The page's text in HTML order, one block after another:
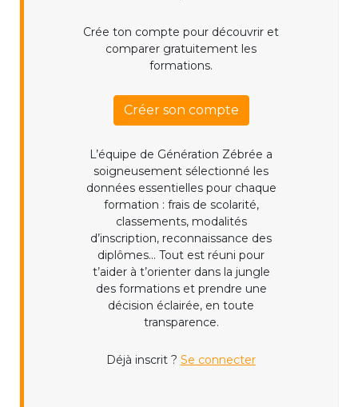
Crée ton compte pour découvrir et
comparer gratuitement les
formations.
Créer son compte
L’équipe de Génération Zébrée a
soigneusement sélectionné les
données essentielles pour chaque
formation : frais de scolarité,
classements, modalités
d’inscription, reconnaissance des
diplômes... Tout est réuni pour
t’aider à t’orienter dans la jungle
des formations et prendre une
décision éclairée, en toute
transparence.
Déjà inscrit ? Se connecter